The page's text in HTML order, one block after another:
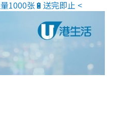
1000张🔋送完即止 <